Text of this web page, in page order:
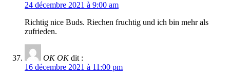
24 décembre 2021 à 9:00 am
Richtig nice Buds. Riechen fruchtig und ich bin mehr als
zufrieden.
OK OK dit :
16 décembre 2021 à 11:00 pm